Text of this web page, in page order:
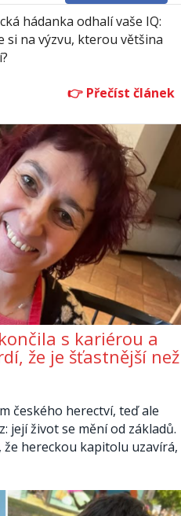
hádanka odhalí vaše IQ:
si na výzvu, kterou většina
s kariérou a
že je šťastnější než
českého herectví, teď ale
její život se mění od základů.
hereckou kapitolu uzavírá,